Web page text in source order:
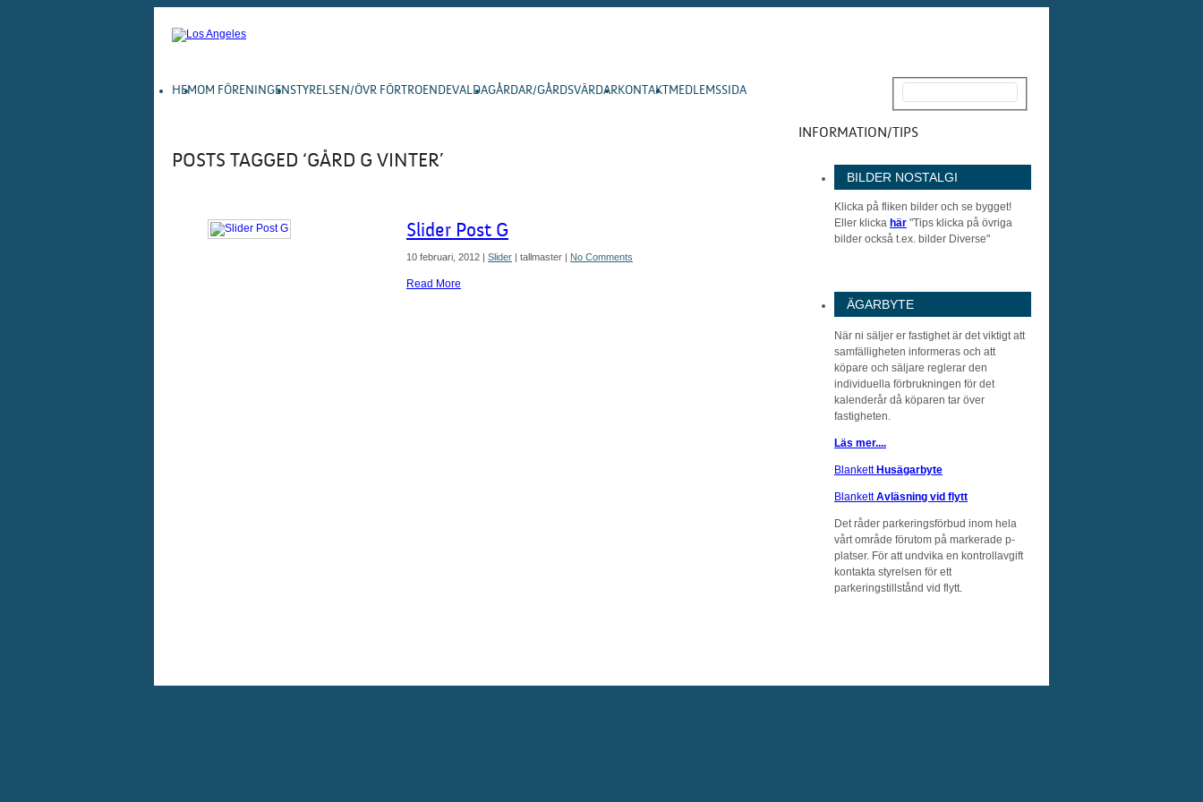
HEM OM FÖRENINGEN STYRELSEN/ÖVR FÖRTROENDEVALDAGÅRDAR/GÅRDSVÄRDARKONTAKT MEDLEMSSIDA
POSTS TAGGED ‘GÅRD G VINTER’
Slider Post G
10 februari, 2012 | Slider | tallmaster | No Comments
Read More
INFORMATION/TIPS
BILDER NOSTALGI
Klicka på fliken bilder och se bygget!
Eller klicka här "Tips klicka på övriga
bilder också t.ex. bilder Diverse"
ÄGARBYTE
När ni säljer er fastighet är det viktigt att
samfälligheten informeras och att
köpare och säljare reglerar den
individuella förbrukningen för det
kalenderår då köparen tar över
fastigheten.
Läs mer....
Blankett Husägarbyte
BlankettAvläsning vid flytt
Det råder parkeringsförbud inom hela
vårt område förutom på markerade p-
platser. För att undvika en kontrollavgift
kontakta styrelsen för ett
parkeringstillstånd vid flytt.